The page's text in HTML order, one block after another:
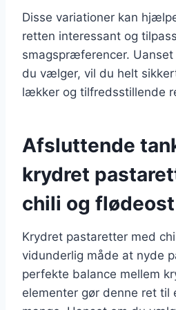
Disse variationer kan
retten interessant og
smagspræferencer.
du vælger, vil du helt
lækker og tilfredsstillende
Afsluttende
krydret
chili og flødeost
Krydret pastaretter med
vidunderlig måde at nyde
perfekte balance mellem
elementer gør denne ret til